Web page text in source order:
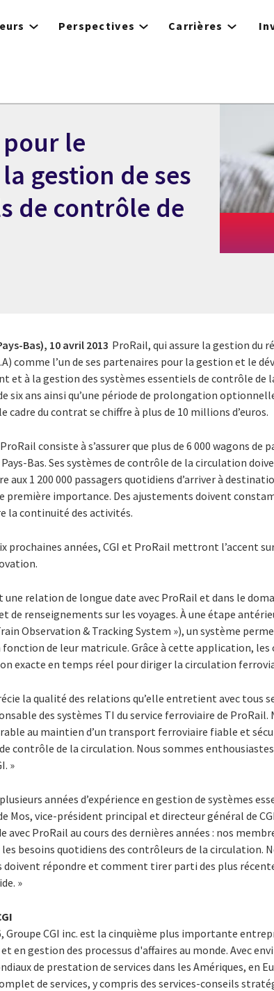
Perspectives Carrières
pour le
gestion de ses
de contrôle de
Bas), 10 avril 2013 ProRail, qui assure la gestion du
comme l’un de ses partenaires pour la gestion et le
et à la gestion des systèmes essentiels de contrôle de
six ans ainsi qu’une période de prolongation
cadre du contrat se chiffre à plus de 10 millions d’euros.
consiste à s’assurer que plus de 6 000 wagons
Bas. Ses systèmes de contrôle de la circulation
aux 1 200 000 passagers quotidiens d’arriver à
première importance. Des ajustements doivent
la continuité des activités.
prochaines années, CGI et ProRail mettront l’accent
relation de longue date avec ProRail et dans le
de renseignements sur les voyages. À une étape
Observation & Tracking System »), un système
fonction de leur matricule. Grâce à cette application,
exacte en temps réel pour diriger la circulation
la qualité des relations qu’elle entretient avec tous
des systèmes TI du service ferroviaire de ProRail.
au maintien d’un transport ferroviaire fiable et
contrôle de la circulation. Nous sommes
»
années d’expérience en gestion de systèmes
Mos, vice-président principal et directeur général de
avec ProRail au cours des dernières années : nos
besoins quotidiens des contrôleurs de la circulation.
répondre et comment tirer parti des plus
»
Groupe CGI inc. est la cinquième plus importante
en gestion des processus d'affaires au monde. Avec
de prestation de services dans les Amériques, en
de services, y compris des services-conseils